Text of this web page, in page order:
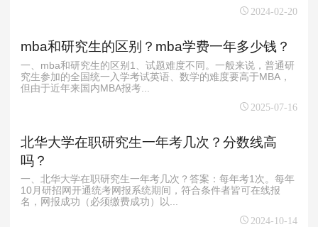
2024-02-20
mba和研究生的区别？mba学费一年多少钱？
一、mba和研究生的区别1、试题难度不同。一般来说，普通研
究生参加的全国统一入学考试英语、数学的难度要高于MBA，
但由于近年来国内MBA报考...
2025-07-16
北华大学在职研究生一年考几次？分数线高
吗？
一、北华大学在职研究生一年考几次？答案：每年考1次。每年
10月研招网开通统考网报系统期间，符合条件者皆可在线报
名，网报成功（必须缴费成功）以...
2024-10-14